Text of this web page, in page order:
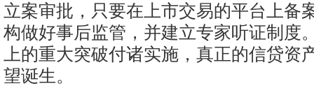
立案审批，只要在上市交易的平台上备
构做好事后监管，并建立专家听证制度
上的重大突破付诸实施，真正的信贷资
望诞生。